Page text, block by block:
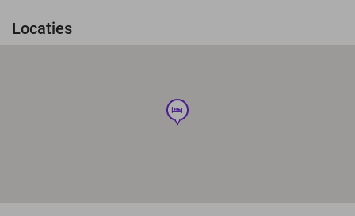
Locaties
hotel